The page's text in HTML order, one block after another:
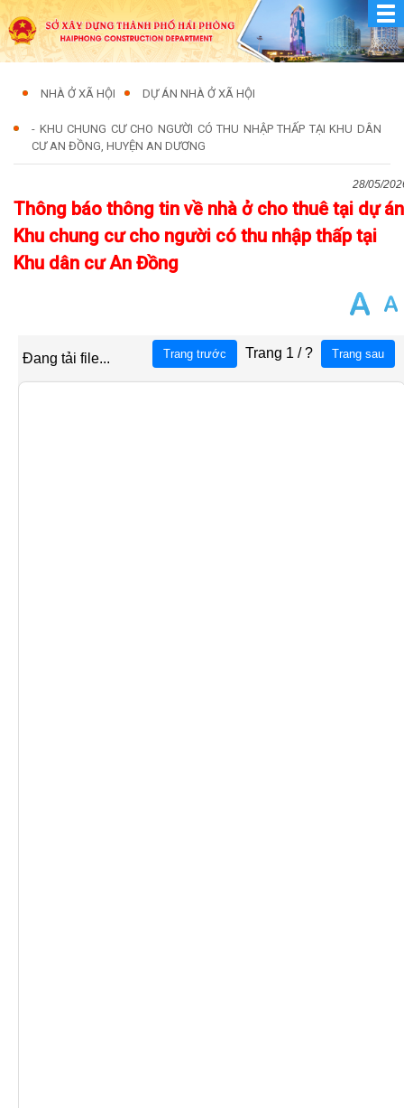
NHÀ Ở XÃ HỘI DỰ ÁN NHÀ Ở XÃ HỘI
- KHU CHUNG CƯ CHO NGƯỜI CÓ THU NHẬP THẤP TẠI KHU DÂN
CƯ AN ĐỒNG, HUYỆN AN DƯƠNG
28/05/
Thông báo thông tin về nhà ở cho thuê tại dự án
Khu chung cư cho người có thu nhập thấp tại
Khu dân cư An Đồng